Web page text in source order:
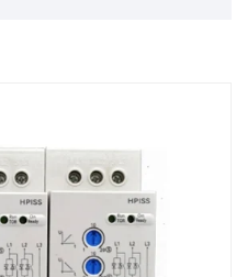
シリーズ規格に従っ
。